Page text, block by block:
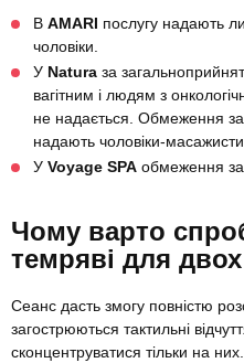
В AMARI послугу надають
чоловіки.
У Natura за
вагітним і людям з
не надається. Обмеження
надають чоловіки-масажисти
У Voyage SPA обмеження
Чому варто
темряві для двох
Сеанс дасть змогу повністю
загострюються тактильні
сконцентруватися тільки на